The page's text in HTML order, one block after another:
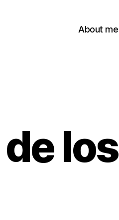
About me
los